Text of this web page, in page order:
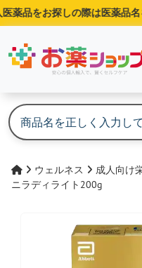
品をお探しの際は医薬品名
ウェルネス 成人向け
ニラディライト200g